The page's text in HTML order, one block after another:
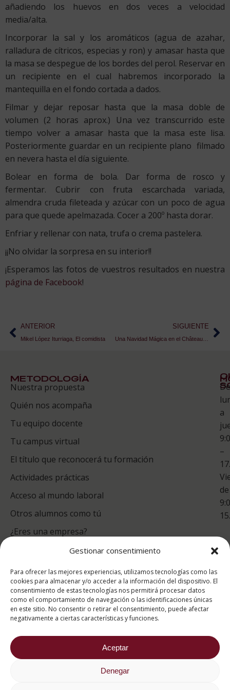
Gestionar consentimiento
Para ofrecer las mejores experiencias, utilizamos tecnologías como las
cookies para almacenar y/o acceder a la información del dispositivo. El
consentimiento de estas tecnologías nos permitirá procesar datos
como el comportamiento de navegación o las identificaciones únicas
en este sitio. No consentir o retirar el consentimiento, puede afectar
negativamente a ciertas características y funciones.
Aceptar
Denegar
añadiendo los huevos en dos veces a velocidad
media/alta.
Incorporar la sal y los aromáticos (agua de azahar,
ralladura de cítricos, especias y ron) y amasar hasta que
la masa se despegue de los bordes del perol. Reservar en
un recipiente en el cual habremos incorporado la
mantequilla en el fondo cortada a dados.
Filmar y dejar reposar hasta que la masa doble de
volumen (2 horas aprox.) Una vez transcurrido este
tiempo volver a amasar hasta que la masa este lisa.
Posteriormente guardar en un recipiente plano filmado
en nevera hasta el día siguiente.
Bolear en forma de bola. Dar forma de rosco y
fermentar. Cubrir con fruta escarchada variada,
almendra cruda fileteada y azúcar con un poco de agua
para que quede apelmazada. Cocer a 200º hasta dorar.
Enfriar y rellenar con nata, trufa o crema pastelera.
¡¡No olvidar la sorpresa en su interior!!
¡Esperamos las fotos de vuestros resultados en nuestra
página de Facebook!
ANTERIOR
Mikel López Iturriaga, El comidista
SIGUIENTE
Una Navidad Mágica en el Château de Moissac
METODOLOGÍA
Nuestra propuesta
Quién nos acompaña
Tu equipo docente
Tu campus virtual
El título que reconocerá tu formación
Actividades prácticas
Acceso al mundo laboral
Otros alumnos como tú
¿Eres una empresa?
Te
De
a
–
de
puntuación para ESAH
9.4/10
basado en1331
Valoraciones soportado por
eKomi
2026 ® Estudios Superiores Abiertos de Hostelería